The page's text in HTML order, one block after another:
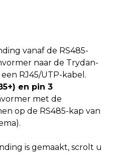
vanaf de RS485-
naar de Trydan-
RJ45/UTP-kabel.
en pin 3
met de
op de RS485-kap van
is gemaakt, scrolt u